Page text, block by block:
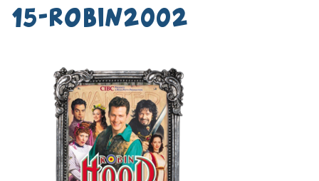
15-robin2002